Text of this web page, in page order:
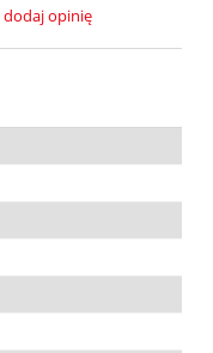
dodaj opinię